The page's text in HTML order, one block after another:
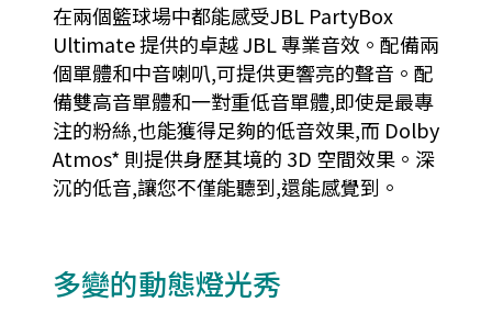
在兩個籃球場中都能感受JBL PartyBox
Ultimate 提供的卓越 JBL 專業音效。配備兩
個單體和中音喇叭,可提供更響亮的聲音。配
備雙高音單體和一對重低音單體,即使是最專
注的粉絲,也能獲得足夠的低音效果,而 Dolby
Atmos* 則提供身歷其境的 3D 空間效果。深
沉的低音,讓您不僅能聽到,還能感覺到。
多變的動態燈光秀